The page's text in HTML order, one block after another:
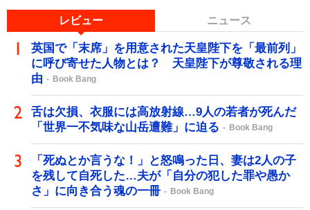
レビュー ニュース
英国で「末席」を用意された天皇陛下を「最前列」
に呼び寄せた人物とは？ 天皇陛下が尊敬される理
由
Book Bang
舌は欠損、衣服には高放射線…9人の若者が死んだ
「世界一不気味な山岳遭難」に迫る
Book Bang
「死ぬとか言うな！」と怒鳴った日、妻は2人の子
を残して自死した…夫が「自分の犯した罪や愚か
さ」に向き合う魂の一冊
Book Bang